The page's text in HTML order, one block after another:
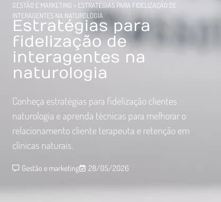
GESTÃO E MARKETING > ESTRATÉGIAS PARA FIDELIZAÇÃO DE
INTERAGENTES NA NATUROLOGIA
Estratégias para
fidelização de
interagentes na
naturologia
Conheça estratégias para fidelização clientes
naturologia e aprenda técnicas para melhorar o
relacionamento cliente terapeuta e retenção em
clínicas naturais.
Gestão e marketing 28/05/2026